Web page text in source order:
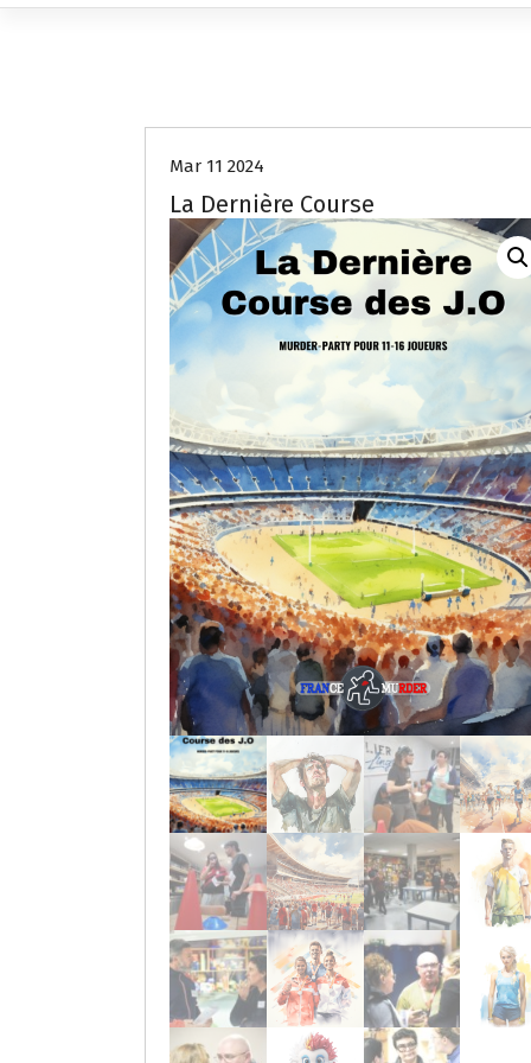
Mar 11 2024
La Dernière Course